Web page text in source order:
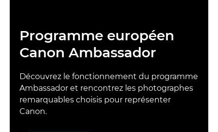
Programme européen
Canon Ambassador
Découvrez le fonctionnement du programme
Ambassador et rencontrez les photographes
remarquables choisis pour représenter
Canon.